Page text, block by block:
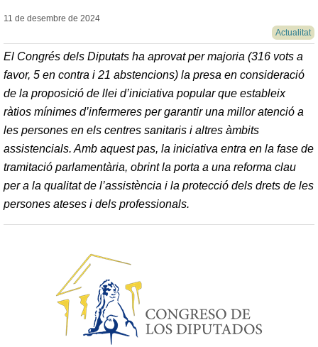
11 de desembre de 2024
Actualitat
El Congrés dels Diputats ha aprovat per majoria (316 vots a
favor, 5 en contra i 21 abstencions) la presa en consideració
de la proposició de llei d’iniciativa popular que estableix
ràtios mínimes d’infermeres per garantir una millor atenció a
les persones en els centres sanitaris i altres àmbits
assistencials. Amb aquest pas, la iniciativa entra en la fase de
tramitació parlamentària, obrint la porta a una reforma clau
per a la qualitat de l’assistència i la protecció dels drets de les
persones ateses i dels professionals.